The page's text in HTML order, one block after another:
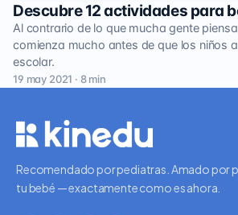
Descubre 12 actividades para
Al contrario de lo que mucha gente
comienza mucho antes de que los niños
escolar.
19 may 2021 · 8 min
Recomendado por pediatras. Amado por
tu bebé — exactamente como es ahora.